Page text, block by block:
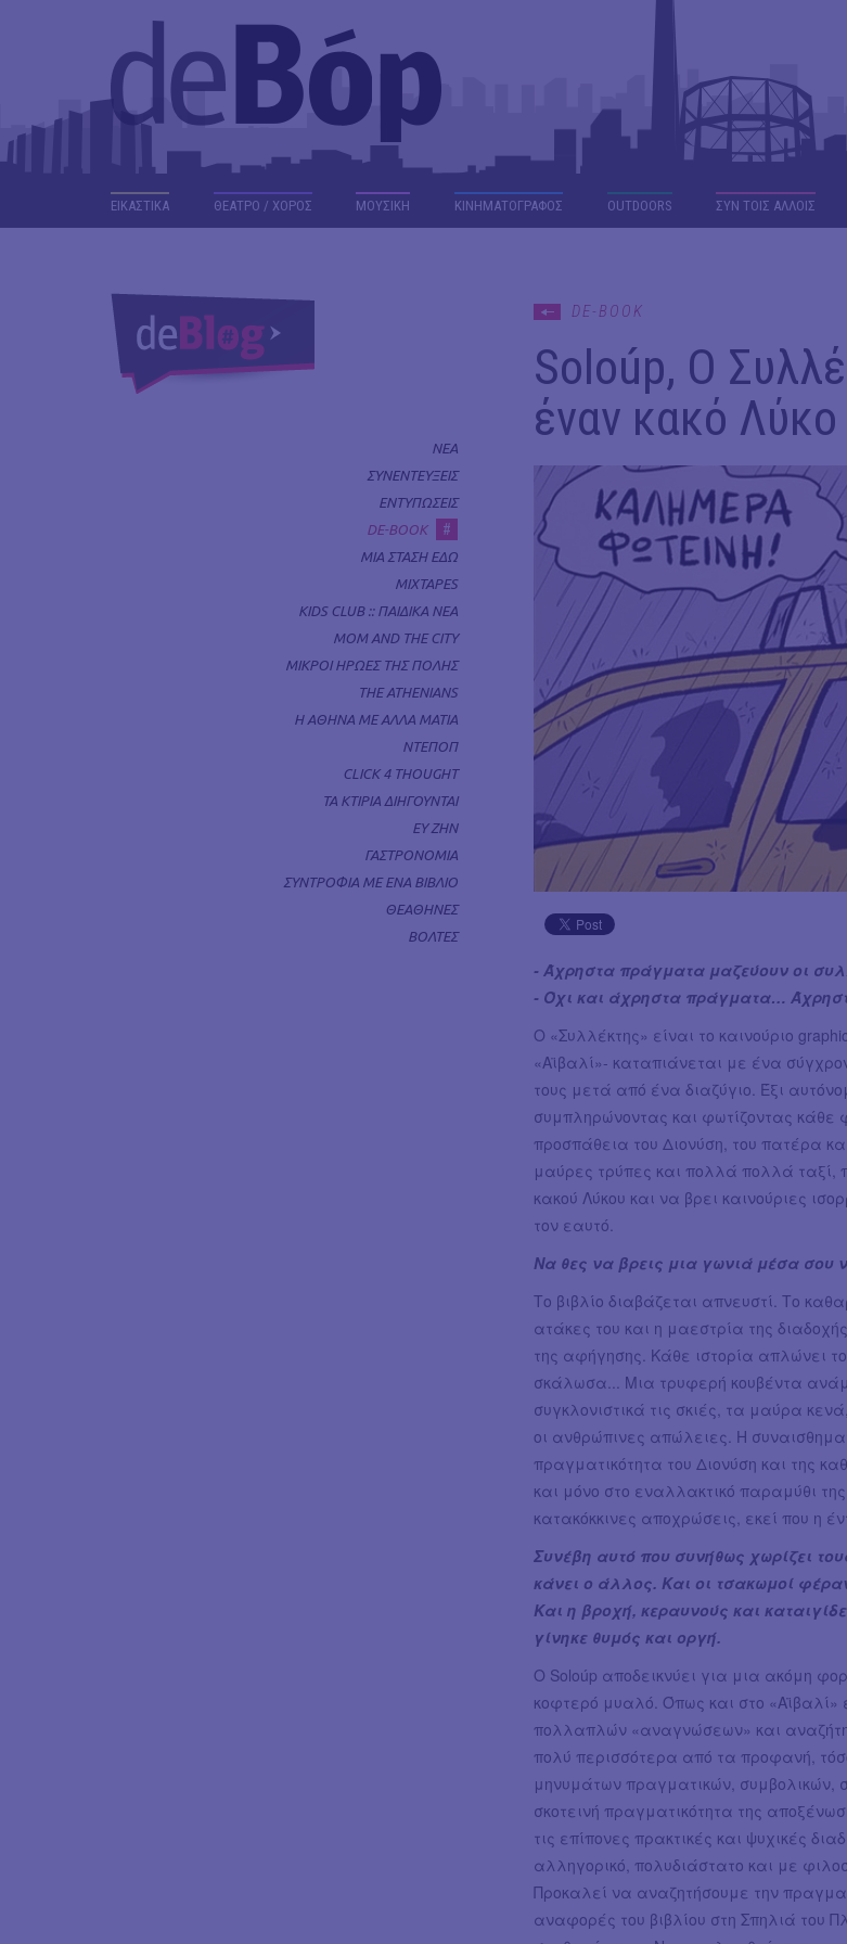
ΕΙΚΑΣΤΙΚΑ ΘΕΑΤΡΟ / ΧΟΡΟΣ ΜΟΥΣΙΚΗ ΚΙΝΗΜΑΤΟΓΡΑΦΟΣ OUTDΟORS ΣΥΝ ΤΟΙΣ ΑΛΛΟΙΣ
ΝΕΑ
ΣΥΝΕΝΤΕΥΞΕΙΣ
ΕΝΤΥΠΩΣΕΙΣ
DE-BOOK
#
ΜΙΑ ΣΤΑΣΗ ΕΔΩ
MIXTAPES
KIDS CLUB :: ΠΑΙΔΙΚΑ ΝΕΑ
MOM AND THE CITY
ΜΙΚΡΟΙ ΗΡΩΕΣ ΤΗΣ ΠΟΛΗΣ
THE ATHENIANS
Η ΑΘΗΝΑ ΜΕ ΑΛΛΑ ΜΑΤΙΑ
ΝΤΕΠΟΠ
CLICK 4 THOUGHT
ΤΑ ΚΤΙΡΙΑ ΔΙΗΓΟΥΝΤΑΙ
ΕΥ ΖΗΝ
ΓΑΣΤΡΟΝΟΜΙΑ
ΣΥΝΤΡΟΦΙΑ ΜΕ ΕΝΑ ΒΙΒΛΙΟ
ΘΕΑΘΗΝΕΣ
ΒΟΛΤΕΣ
DE-BOOK
Soloúp, O
έναν κακό
- Άχρηστα πράγματα μαζεύουν οι
- Όχι και άχρηστα πράγματα…
Ο «Συλλέκτης» είναι το καινούριο
«Αϊβαλί»- καταπιάνεται με ένα
τους μετά από ένα διαζύγιο. Έξι
συμπληρώνοντας και φωτίζοντας
προσπάθεια του Διονύση, του πατέρα
μαύρες τρύπες και πολλά πολλά
κακού Λύκου και να βρει καινούριες
τον εαυτό.
Να θες να βρεις μια γωνιά μέσα σου
Το βιβλίο διαβάζεται απνευστί. Το
ατάκες του και η μαεστρία της
της αφήγησης. Κάθε ιστορία απλώνει το
σκάλωσα... Μια τρυφερή κουβέντα
συγκλονιστικά τις σκιές, τα μαύρα
οι ανθρώπινες απώλειες. Η
πραγματικότητα του Διονύση και της
και μόνο στο εναλλακτικό παραμύθι
κατακόκκινες αποχρώσεις, εκεί που η
Συνέβη αυτό που συνήθως χωρίζει
κάνει ο άλλος. Και οι τσακωμοί
Και η βροχή, κεραυνούς και
γίνηκε θυμός και οργή.
Ο Soloúp αποδεικνύει για μια ακόμη
κοφτερό μυαλό. Όπως και στο «Αϊβαλί»
πολλαπλών «αναγνώσεων» και
πολύ περισσότερα από τα προφανή,
μηνυμάτων πραγματικών, συμβολικών,
σκοτεινή πραγματικότητα της
τις επίπονες πρακτικές και ψυχικές
αλληγορικό, πολυδιάστατο και με
Προκαλεί να αναζητήσουμε την
αναφορές του βιβλίου στη Σπηλιά του